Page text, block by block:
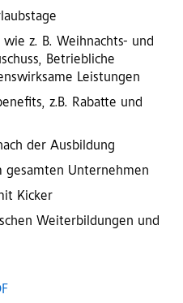
z. B. Weihnachts- und
Betriebliche
Leistungen
z.B. Rabatte und
der Ausbildung
gesamten Unternehmen
Kicker
Weiterbildungen und